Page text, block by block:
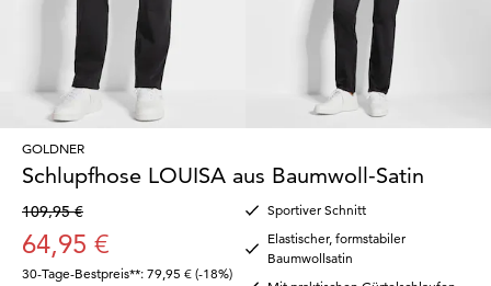
GOLDNER
Schlupfhose LOUISA aus Baumwoll-Satin
109,95 €
64,95 €
30-Tage-Bestpreis**: 79,95 € (-18%)
Sportiver Schnitt
Elastischer, formstabiler
Baumwollsatin